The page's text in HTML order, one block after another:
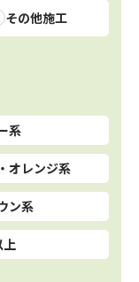
その他施工
系
オレンジ系
ン系
上